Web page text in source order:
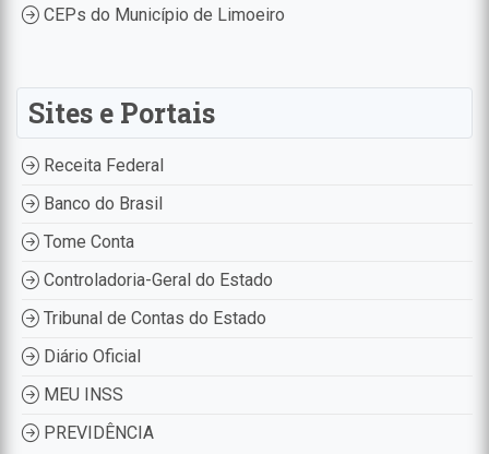
CEPs do Município de Limoeiro
Sites e Portais
Receita Federal
Banco do Brasil
Tome Conta
Controladoria-Geral do Estado
Tribunal de Contas do Estado
Diário Oficial
MEU INSS
PREVIDÊNCIA